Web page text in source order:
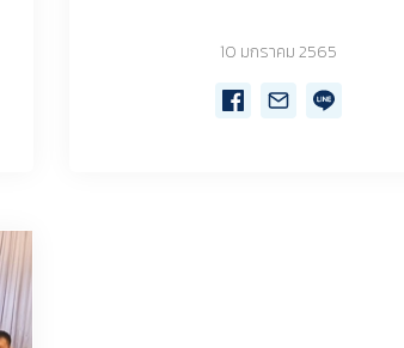
10 มกราคม 2565